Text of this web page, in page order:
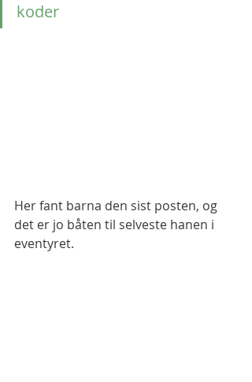
koder
Her fant barna den sist posten, og
det er jo båten til selveste hanen i
eventyret.